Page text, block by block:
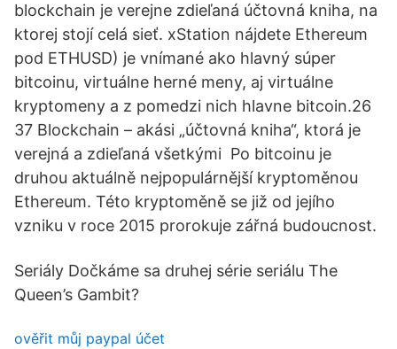
blockchain je verejne zdieľaná účtovná kniha, na
ktorej stojí celá sieť. xStation nájdete Ethereum
pod ETHUSD) je vnímané ako hlavný súper
bitcoinu, virtuálne herné meny, aj virtuálne
kryptomeny a z pomedzi nich hlavne bitcoin.26
37 Blockchain – akási „účtovná kniha“, ktorá je
verejná a zdieľaná všetkými Po bitcoinu je
druhou aktuálně nejpopulárnější kryptoměnou
Ethereum. Této kryptoměně se již od jejího
vzniku v roce 2015 prorokuje zářná budoucnost.
Seriály Dočkáme sa druhej série seriálu The
Queen’s Gambit?
ověřit můj paypal účet